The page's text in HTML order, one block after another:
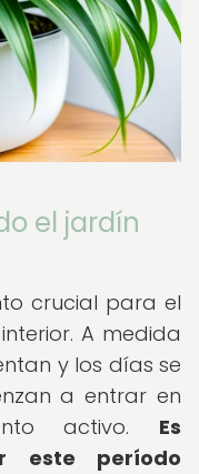
el jardín
crucial para el
A medida
y los días se
a entrar en
activo. Es
este período